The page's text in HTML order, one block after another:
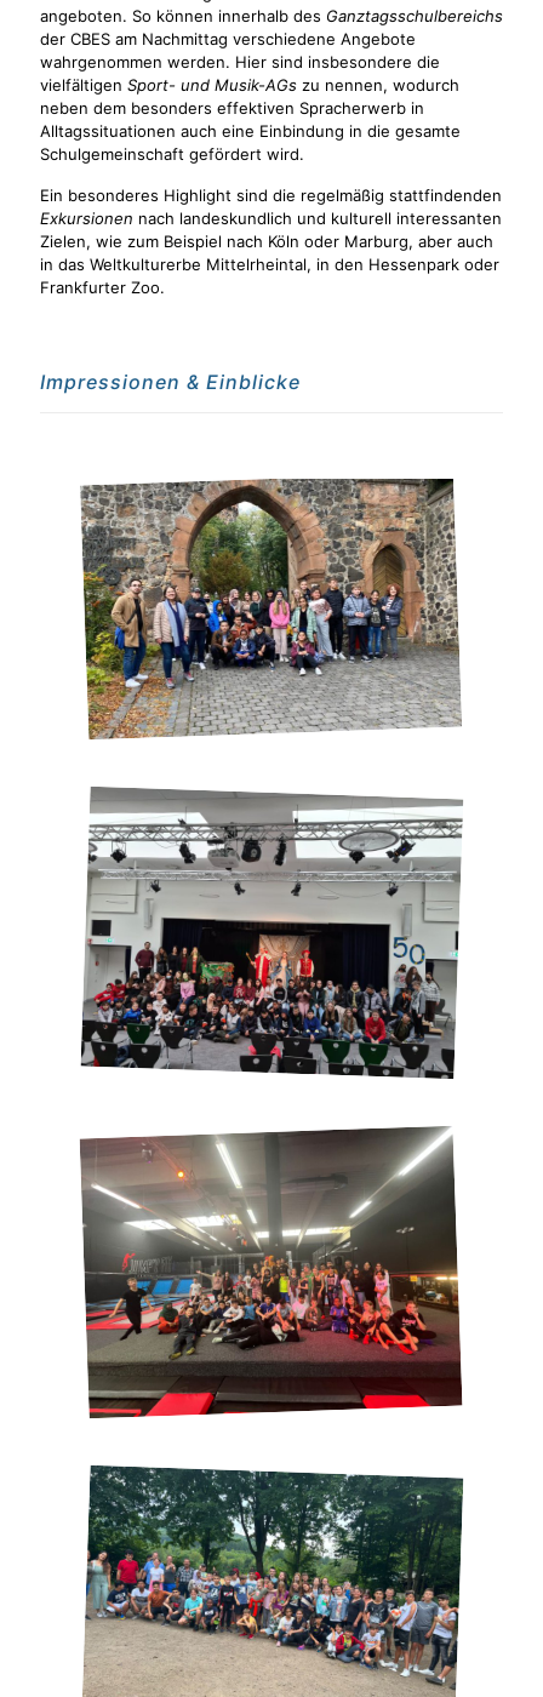
angeboten. So können innerhalb des Ganztagsschulbereichs
der CBES am Nachmittag verschiedene Angebote
wahrgenommen werden. Hier sind insbesondere die
vielfältigen Sport- und Musik-AGs zu nennen, wodurch
neben dem besonders effektiven Spracherwerb in
Alltagssituationen auch eine Einbindung in die gesamte
Schulgemeinschaft gefördert wird.
Ein besonderes Highlight sind die regelmäßig stattfindenden
Exkursionen nach landeskundlich und kulturell interessanten
Zielen, wie zum Beispiel nach Köln oder Marburg, aber auch
in das Weltkulturerbe Mittelrheintal, in den Hessenpark oder
Frankfurter Zoo.
Impressionen & Einblicke